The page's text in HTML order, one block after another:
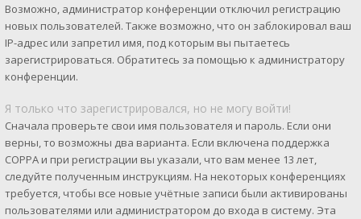
Возможно, администратор конференции отключил регистрацию
новых пользователей. Также возможно, что он заблокировал ваш
IP-адрес или запретил имя, под которым вы пытаетесь
зарегистрироваться. Обратитесь за помощью к администратору
конференции.
Я только что зарегистрировался, но не могу войти!
Сначала проверьте свои имя пользователя и пароль. Если они
верны, то возможны два варианта. Если включена поддержка
COPPA и при регистрации вы указали, что вам менее 13 лет,
следуйте полученным инструкциям. На некоторых конференциях
требуется, чтобы все новые учётные записи были активированы
пользователями или администратором до входа в систему. Эта